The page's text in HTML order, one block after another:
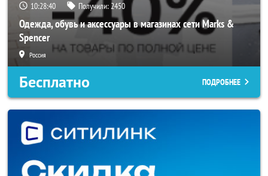
10:28:37 Получили:2450
Одежда, обувь и аксессуары в магазинах сети Marks &
Spencer
Россия
Бесплатно ПОДРОБНЕЕ